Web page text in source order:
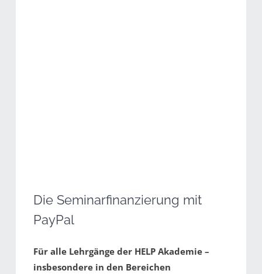
Die Seminarfinanzierung mit
PayPal
Für alle Lehrgänge der HELP Akademie –
insbesondere in den Bereichen